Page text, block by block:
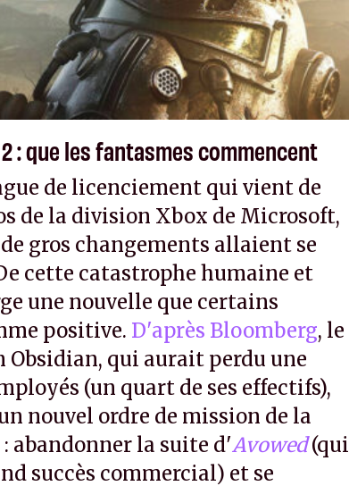
: que les fantasmes commencent
de licenciement qui vient de
de la division Xbox de Microsoft,
gros changements allaient se
cette catastrophe humaine et
une nouvelle que certains
positive. D'après Bloomberg, le
qui aurait perdu une
(un quart de ses effectifs),
nouvel ordre de mission de la
abandonner la suite d'Avowed(qui
succès commercial) et se